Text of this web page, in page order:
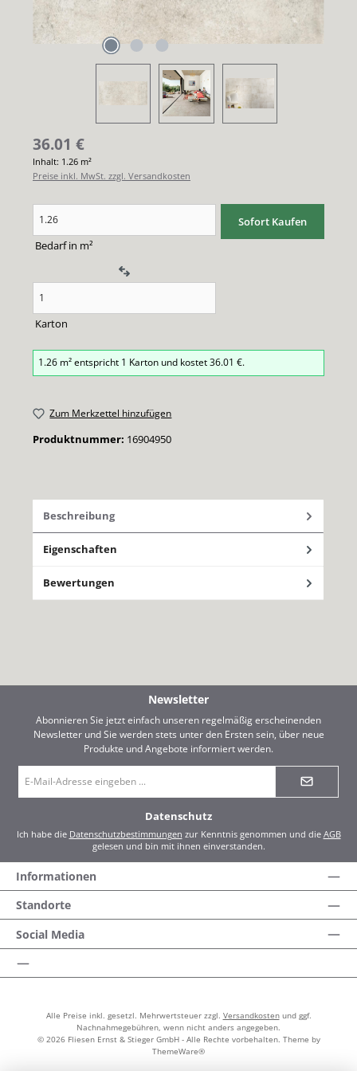
36.01 €
Inhalt: 1.26 m²
Preise inkl. MwSt. zzgl. Versandkosten
Produkt Anzahl: Gib den gewünschten Wert ein oder benutze die Schaltflächen um
Bedarf in m²
Karton
Sofort Kaufen
1.26 m² entspricht 1 Karton und kostet36.01 €.
Zum Merkzettel hinzufügen
Produktnummer: 16904950
Beschreibung
Eigenschaften
Bewertungen
Newsletter
Abonnieren Sie jetzt einfach unseren regelmäßig erscheinenden
Newsletter und Sie werden stets unter den Ersten sein, über neue
Produkte und Angebote informiert werden.
Mail-
Datenschutz
Ich habe die Datenschutzbestimmungen zur Kenntnis genommen und die AGB
gelesen und bin mit ihnen einverstanden.
Informationen
Standorte
Social Media
Alle Preise inkl. gesetzl. Mehrwertsteuer zzgl. Versandkostenund ggf.
Nachnahmegebühren, wenn nicht anders angegeben.
© 2026 Fliesen Ernst & Stieger GmbH - Alle Rechte vorbehalten. Theme by
ThemeWare®